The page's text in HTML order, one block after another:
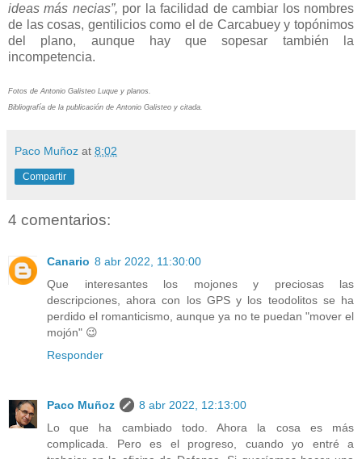
ideas más necias”, por la facilidad de cambiar los nombres
de las cosas, gentilicios como el de Carcabuey y topónimos
del plano, aunque hay que sopesar también la
incompetencia.
Fotos de Antonio Galisteo Luque y planos.
Bibliografía de la publicación de Antonio Galisteo y citada.
Paco Muñoz at 8:02
Compartir
4 comentarios:
Canario 8 abr 2022, 11:30:00
Que interesantes los mojones y preciosas las
descripciones, ahora con los GPS y los teodolitos se ha
perdido el romanticismo, aunque ya no te puedan "mover el
mojón" 😉
Responder
Paco Muñoz
8 abr 2022, 12:13:00
Lo que ha cambiado todo. Ahora la cosa es más
complicada. Pero es el progreso, cuando yo entré a